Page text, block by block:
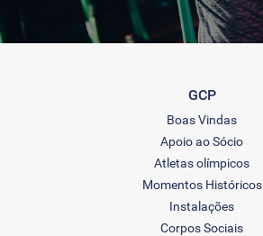
GCP
Boas Vindas
Apoio ao Sócio
Atletas olímpicos
Momentos Históricos
Instalações
Corpos Sociais